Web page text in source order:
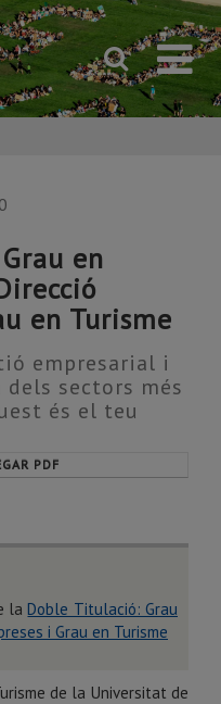
en
en Turisme
empresarial i
sectors més
és el teu
PDF
laDoble Titulació: Grau
i Grau en Turisme
de la Universitat de